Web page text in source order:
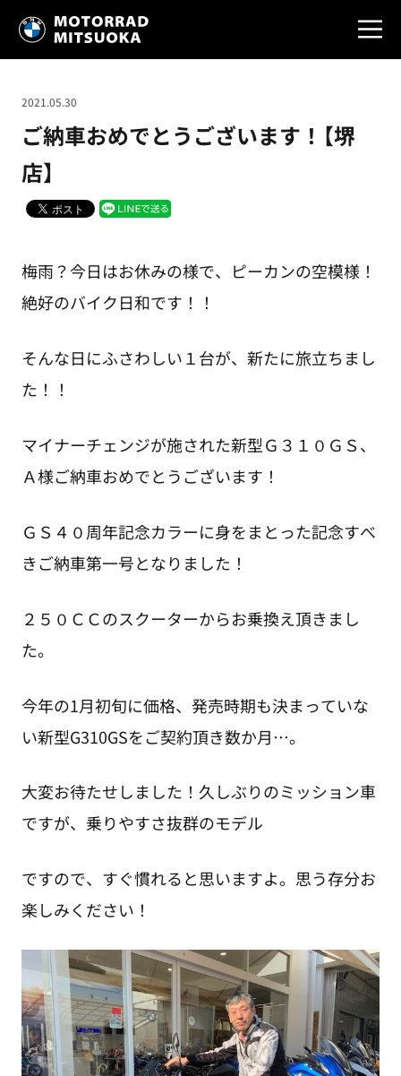
ご納車おめでとうございます！【堺
店】
2021.05.30
梅雨？今日はお休みの様で、ピーカンの空模様！
絶好のバイク日和です！！
そんな日にふさわしい１台が、新たに旅立ちまし
た！！
マイナーチェンジが施された新型Ｇ３１０ＧＳ、
Ａ様ご納車おめでとうございます！
ＧＳ４０周年記念カラーに身をまとった記念すべ
きご納車第一号となりました！
２５０ＣＣのスクーターからお乗換え頂きまし
た。
今年の1月初旬に価格、発売時期も決まっていな
い新型G310GSをご契約頂き数か月…。
大変お待たせしました！久しぶりのミッション車
ですが、乗りやすさ抜群のモデル
ですので、すぐ慣れると思いますよ。思う存分お
楽しみください！